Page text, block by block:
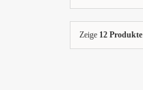
Zeige 12 Produkte